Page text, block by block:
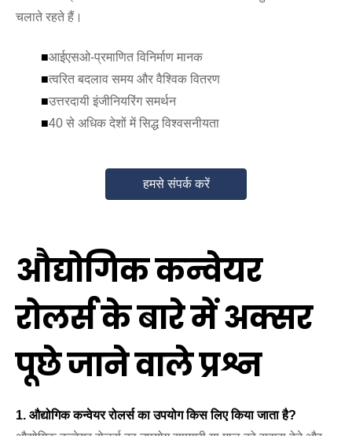
चलाते रहते हैं।
■आईएसओ-प्रमाणित विनिर्माण मानक
■त्वरित बदलाव समय और वैश्विक वितरण
■उत्तरदायी इंजीनियरिंग समर्थन
■40 से अधिक देशों में सिद्ध विश्वसनीयता
हमसे संपर्क करें
औद्योगिक कन्वेयर
रोलर्स के बारे में अक्सर
पूछे जाने वाले प्रश्न
1. औद्योगिक कन्वेयर रोलर्स का उपयोग किस लिए किया जाता है?